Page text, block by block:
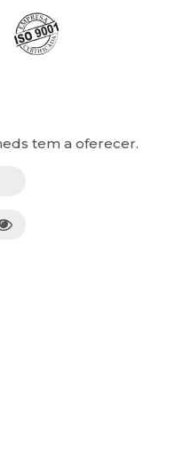
tem a oferecer.